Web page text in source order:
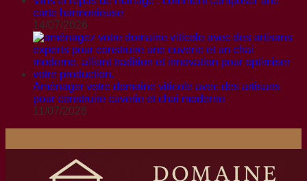
carte harmonieuse
14/07/2026
Aménager votre domaine viticole avec des artisans
pour construire cuverie et chai moderne
11/07/2026